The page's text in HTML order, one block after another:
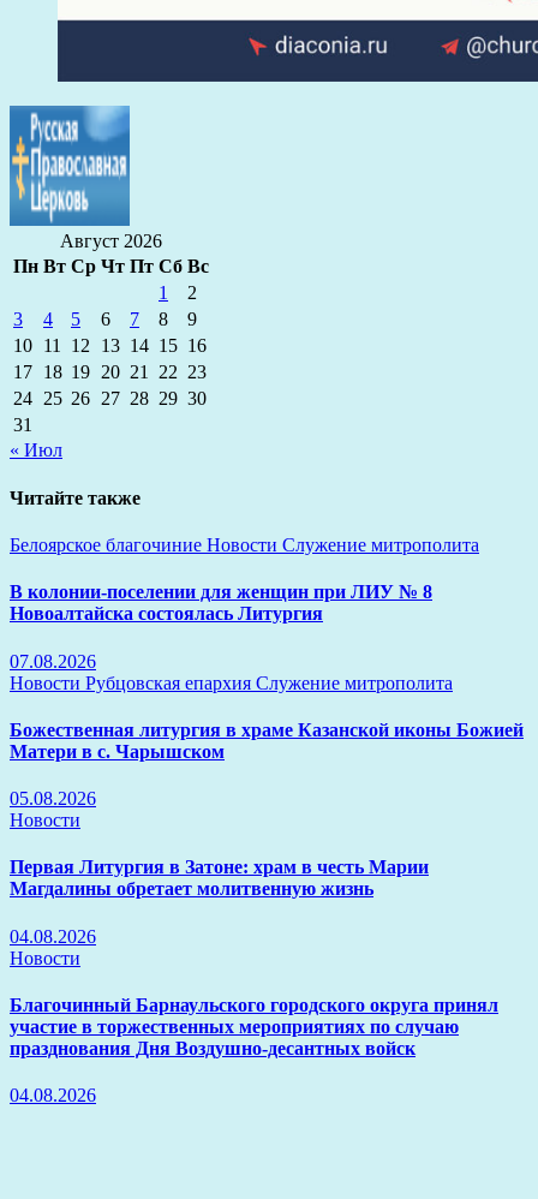
Август 2026
Пн Вт Ср Чт Пт Сб Вс
1
2
3
4 5 6 7 8
9
10 11 12 13 14 15 16
17 18 19 20 21 22 23
24 25 26 27 28 29 30
31
« Июл
Читайте также
Белоярское благочиние Новости Служение митрополита
В колонии-поселении для женщин при ЛИУ № 8
Новоалтайска состоялась Литургия
07.08.2026
Новости Рубцовская епархия Служение митрополита
Божественная литургия в храме Казанской иконы Божией
Матери в с. Чарышском
05.08.2026
Новости
Первая Литургия в Затоне: храм в честь Марии
Магдалины обретает молитвенную жизнь
04.08.2026
Новости
Благочинный Барнаульского городского округа принял
участие в торжественных мероприятиях по случаю
празднования Дня Воздушно-десантных войск
04.08.2026